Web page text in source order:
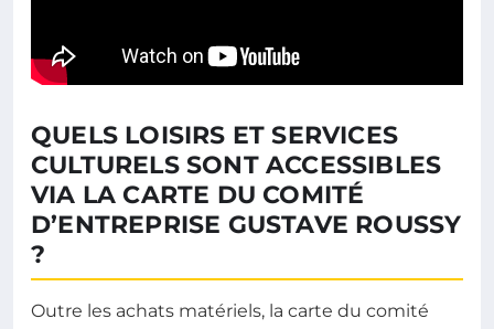
QUELS LOISIRS ET SERVICES
CULTURELS SONT ACCESSIBLES
VIA LA CARTE DU COMITÉ
D’ENTREPRISE GUSTAVE ROUSSY
?
Outre les achats matériels, la carte du comité